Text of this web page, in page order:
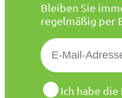
Bleiben Sie
regelmäßig per
E
-
M
a
D
Ich habe die